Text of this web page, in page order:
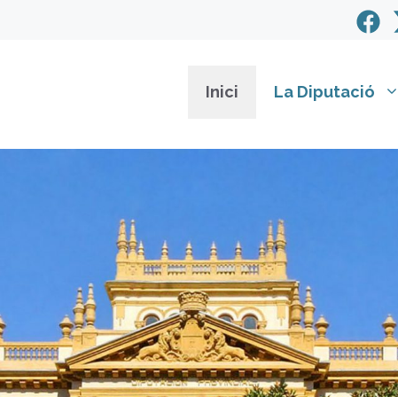
Inici La Diputació